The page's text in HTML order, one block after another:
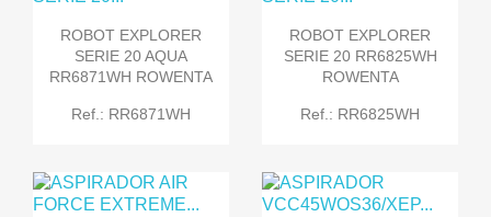
ROBOT EXPLORER
SERIE 20 AQUA
RR6871WH ROWENTA
Ref.: RR6871WH
ROBOT EXPLORER
SERIE 20 RR6825WH
ROWENTA
Ref.: RR6825WH